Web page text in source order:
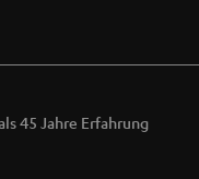
und Volumen in den Sound
Klangriegel lassen sich auch
Bässe und findet unter der
45 Jahre Erfahrung